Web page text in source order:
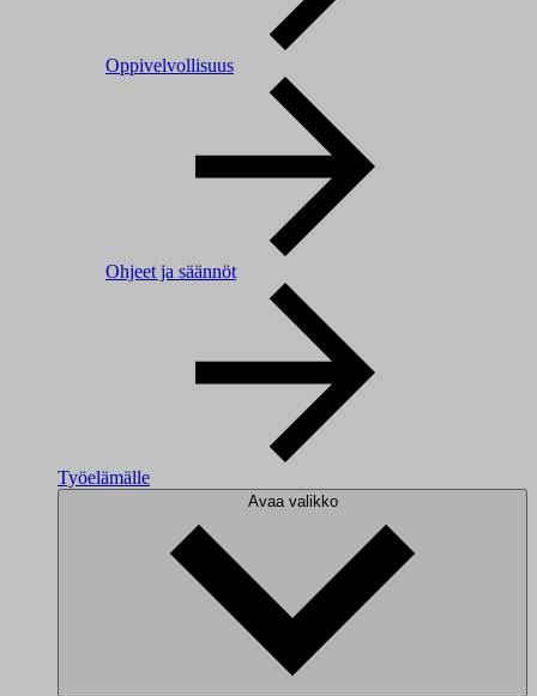
Oppivelvollisuus
Ohjeet ja säännöt
Työelämälle
Avaa valikko